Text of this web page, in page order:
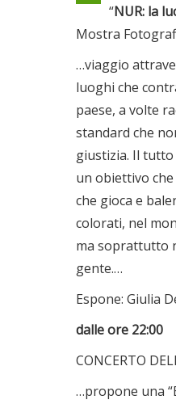
“NUR: la
Mostra
…viaggio
luoghi che
paese, a volte
standard che
giustizia. Il
un obiettivo
che gioca e
colorati, nel
ma soprattutto
gente.…
Espone: Giulia
dalle ore 22:00
CONCERTO
…propone una